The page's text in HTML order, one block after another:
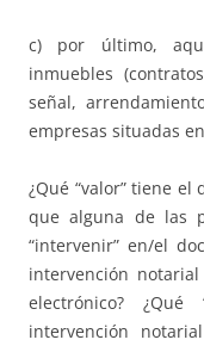
c) por último,
inmuebles
señal,
empresas situadas
¿Qué “valor” tiene
que alguna de las
“intervenir” en/el
intervención
electrónico?
intervención